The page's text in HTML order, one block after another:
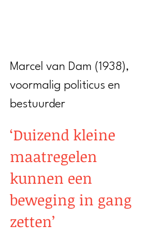
Marcel van Dam (1938),
voormalig politicus en
bestuurder
‘Duizend kleine
maatregelen
kunnen een
beweging in gang
zetten’